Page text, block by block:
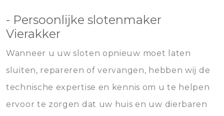
- Persoonlijke slotenmaker
Vierakker
Wanneer u uw sloten opnieuw moet laten
sluiten, repareren of vervangen, hebben wij de
technische expertise en kennis om u te helpen
ervoor te zorgen dat uw huis en uw dierbaren